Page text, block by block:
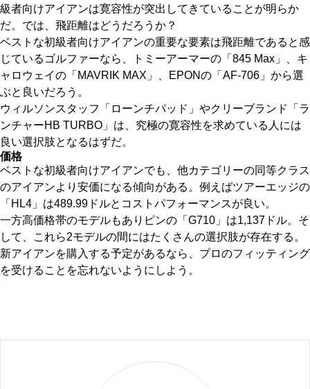
級者向けアイアンは寛容性が突出してきていることが明らか
だ。では、飛距離はどうだろうか？
ベストな初級者向けアイアンの重要な要素は飛距離であると感
じているゴルファーなら、トミーアーマーの「845 Max」、キ
ャロウェイの「MAVRIK MAX」、EPONの「AF-706」から選
ぶと良いだろう。
ウィルソンスタッフ「ローンチパッド」やクリーブランド「ラ
ンチャーHB TURBO」は、究極の寛容性を求めている人には
良い選択肢となるはずだ。
価格
ベストな初級者向けアイアンでも、他カテゴリーの同等クラス
のアイアンより安価になる傾向がある。例えばツアーエッジの
「HL4」は489.99ドルとコストパフォーマンスが良い。
一方高価格帯のモデルもありピンの「G710」は1,137ドル。そ
して、これら2モデルの間にはたくさんの選択肢が存在する。
新アイアンを購入する予定があるなら、プロのフィッティング
を受けることを忘れないようにしよう。